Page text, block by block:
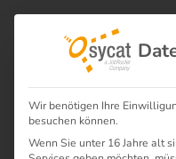
Wir benötigen Ihre
besuchen können.
Wenn Sie unter 16 Jahre alt